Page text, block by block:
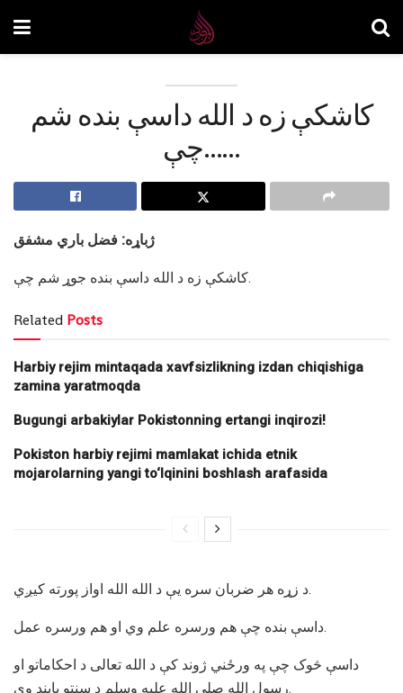
کاشکې زه د الله داسې بنده شم
چې……
ژباړه: فضل باري مشفق
کاشکې زه د الله داسې بنده جوړ شم چې.
Related Posts
Harbiy rejim mintaqada xavfsizlikning izdan chiqishiga
zamina yaratmoqda
Bugungi arbakiylar Pokistonning ertangi inqirozi!
Pokiston harbiy rejimi mamlakat ichida etnik
mojarolarning yangi to‘lqinini boshlash arafasida
د زړه هر ضربان سره يې د الله الله اواز پورته کيږي.
داسې بنده چې هم ورسره علم وي او هم ورسره عمل.
داسې څوک چې په ورځني ژوند کې د الله تعالی د احکاماتو او
رسول الله صلی الله عليه وسلم د سنتو پابند وي.